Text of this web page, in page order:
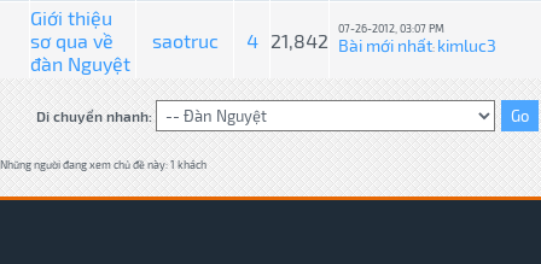
Giới thiệu
sơ qua về
đàn Nguyệt
saotruc 4 21,842
07-26-2012, 03:07 PM
Bài mới nhất: kimluc3
Di chuyển nhanh:
Những người đang xem chủ đề này: 1 khách